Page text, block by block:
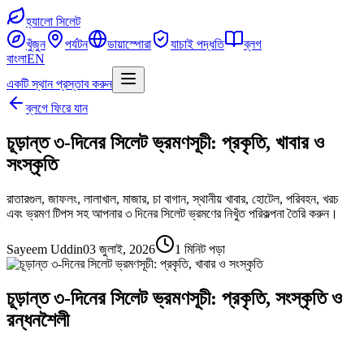
হ্যালো সিলেট
খুঁজুন
পর্যটন ডায়াস্পোরা যাচাই পদ্ধতি
ব্লগ
বাংলাEN
একটি স্থান প্রস্তাব করুন
ব্লগে ফিরে যান
চূড়ান্ত ৩-দিনের সিলেট ভ্রমণসূচী: প্রকৃতি, খাবার ও
সংস্কৃতি
রাতারগুল, জাফলং, লালাখাল, মাজার, চা বাগান, স্থানীয় খাবার, হোটেল, পরিবহন, খরচ
এবং ভ্রমণ টিপস সহ আপনার ৩ দিনের সিলেট ভ্রমণের নিখুঁত পরিকল্পনা তৈরি করুন।
Sayeem Uddin03 জুলাই, 2026 1 মিনিট পড়া
চূড়ান্ত ৩-দিনের সিলেট ভ্রমণসূচী: প্রকৃতি, সংস্কৃতি ও
রন্ধনশৈলী